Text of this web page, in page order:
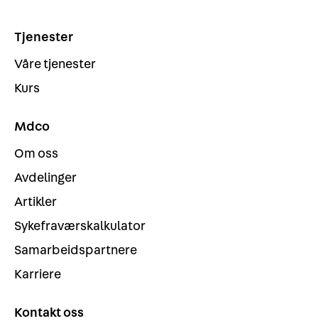
Tjenester
Våre tjenester
Kurs
Mdco
Om oss
Avdelinger
Artikler
Sykefraværskalkulator
Samarbeidspartnere
Karriere
Kontakt oss